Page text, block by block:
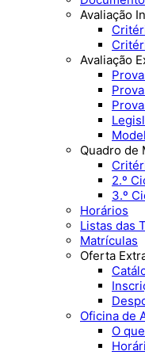
Avaliação
Avaliação
Quadro de
2.º
3.º
Horários
Listas das
Matrículas
Oferta
Oficina de
O